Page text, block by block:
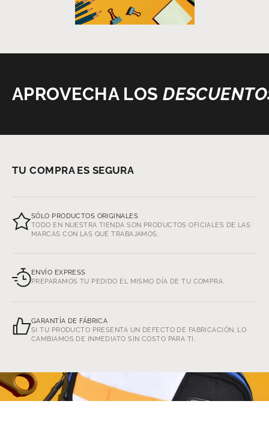
APROVECHA LOS
TU COMPRA ES SEGURA
SÓLO PRODUCTOS ORIGINALES
TODO EN NUESTRA TIENDA SON PRODUCTOS OFICIALES DE LAS
MARCAS CON LAS QUE TRABAJAMOS.
ENVÍO EXPRESS
PREPARAMOS TU PEDIDO EL MISMO DÍA DE TU COMPRA.
GARANTÍA DE FÁBRICA
SI TU PRODUCTO PRESENTA UN DEFECTO DE FABRICACIÓN, LO
CAMBIAMOS DE INMEDIATO SIN COSTO PARA TI.